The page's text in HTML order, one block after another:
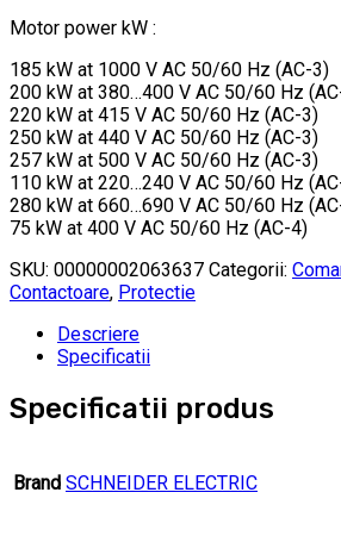
Motor power kW :
185 kW at 1000 V AC 50/60 Hz (AC-3)
200 kW at 380…400 V AC 50/60 Hz
220 kW at 415 V AC 50/60 Hz (AC-3)
250 kW at 440 V AC 50/60 Hz (AC-3)
257 kW at 500 V AC 50/60 Hz (AC-3)
110 kW at 220…240 V AC 50/60 Hz
280 kW at 660…690 V AC 50/60 Hz
75 kW at 400 V AC 50/60 Hz (AC-4)
SKU: 00000002063637 Categorii:
Contactoare, Protectie
Descriere
Specificatii
Specificatii produs
Brand SCHNEIDER ELECTRIC